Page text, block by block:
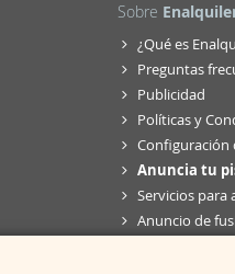
Sobre
¿Qué es
Preguntas
Publicidad
Políticas y
Configuración
Anuncia tu
Servicios para
Anuncio de